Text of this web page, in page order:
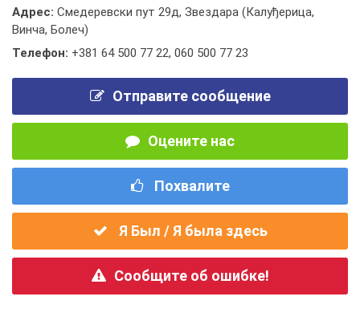
Адрес: Смедеревски пут 29д, Звездара (Калуђерица,
Винча, Болеч)
Телефон: +381 64 500 77 22, 060 500 77 23
Отправите сообщение
Оцените нас
Похвалите
Я Был / Я была здесь
Сообщите об ошибке!